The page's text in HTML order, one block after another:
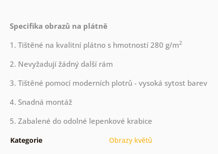
Specifika obrazů na plátně
1. Tištěné na kvalitní plátno s hmotností 280 g/m2
2. Nevyžadují žádný další rám
3. Tištěné pomocí moderních plotrů - vysoká sytost barev
4. Snadná montáž
5. Zabalené do odolné lepenkové krabice
Kategorie Obrazy květů